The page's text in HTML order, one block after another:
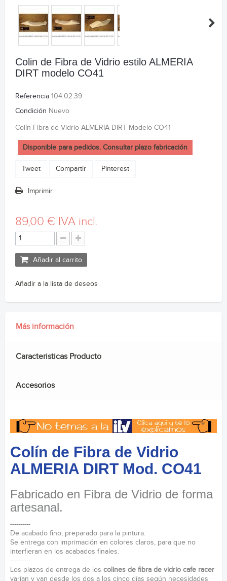
Colin de Fibra de Vidrio estilo ALMERIA
DIRT modelo CO41
Referencia 104.02.39
Condición Nuevo
Colín Fibra de Vidrio ALMERIA DIRT Modelo CO41
Disponible para pedidos. Consultar plazo fabricación
Tweet Compartir Pinterest
Imprimir
89,00 € IVA incl.
Añadir al carrito
Añadir a la lista de deseos
Más información
Caracteristicas Producto
Accesorios
Colín de Fibra de Vidrio
ALMERIA DIRT Mod. CO41
Fabricado en Fibra de Vidrio de forma
artesanal.
----------
De acabado fino, preparado para la pintura.
Se entrega con imprimación en colores claros, para que no
interfieran en los acabados finales.
----------
Los plazos de entrega de los colines de fibra de vidrio cafe racer
varían y van desde los dos a los cinco días según necesidades